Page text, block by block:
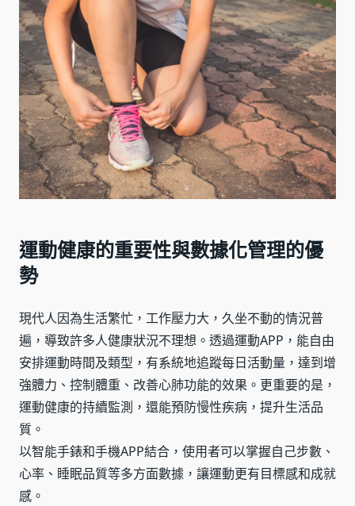
運動健康的重要性與數據化管理的優
勢
現代人因為生活繁忙，工作壓力大，久坐不動的情況普
遍，導致許多人健康狀況不理想。透過運動APP，能自由
安排運動時間及類型，有系統地追蹤每日活動量，達到增
強體力、控制體重、改善心肺功能的效果。更重要的是，
運動健康的持續監測，還能預防慢性疾病，提升生活品
質。
以智能手錶和手機APP結合，使用者可以掌握自己步數、
心率、睡眠品質等多方面數據，讓運動更有目標感和成就
感。